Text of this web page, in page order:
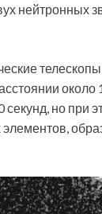
но при